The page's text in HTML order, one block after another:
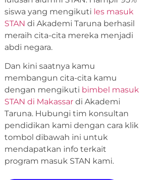
siswa yang mengikuti les masuk
STAN di Akademi Taruna berhasil
meraih cita-cita mereka menjadi
abdi negara.
Dan kini saatnya kamu
membangun cita-cita kamu
dengan mengikuti bimbel masuk
STAN di Makassar di Akademi
Taruna. Hubungi tim konsultan
pendidikan kami dengan cara klik
tombol dibawah ini untuk
mendapatkan info terkait
program masuk STAN kami.